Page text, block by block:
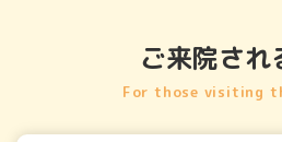
ご来院され
For those visiting